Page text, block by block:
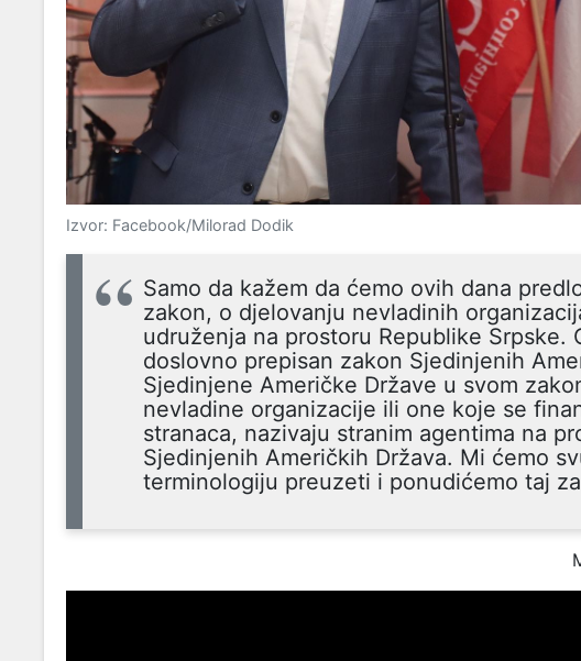
Izvor: Facebook/Milorad Dodik
Samo da kažem da ćemo ovih dana
zakon, o djelovanju nevladinih
udruženja na prostoru Republike Srpske.
doslovno prepisan zakon Sjedinjenih
Sjedinjene Američke Države u svom
nevladine organizacije ili one koje se
stranaca, nazivaju stranim agentima na
Sjedinjenih Američkih Država. Mi ćemo
terminologiju preuzeti i ponudićemo taj